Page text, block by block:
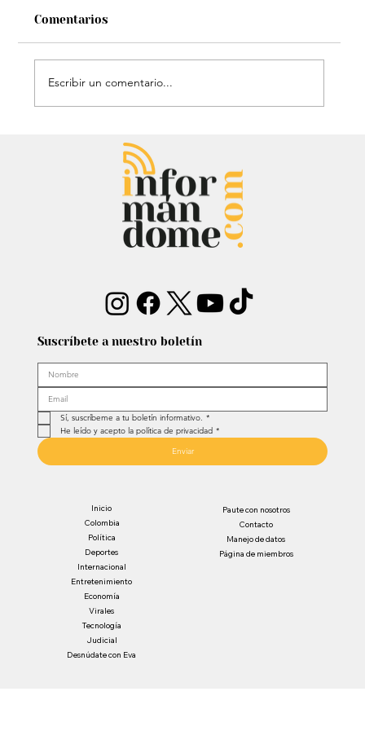
El histórico triunfo de Venezuela en
el Clásico Mundial de Béisbol: Le
dieron gloria a Dios
Comentarios
Escribir un comentario...
Suscríbete a nuestro boletín
Sí, suscríbeme a tu boletín informativo. *
He leído y acepto la política de privacidad *
Enviar
Inicio
Colombia
Política
Deportes
Internacional
Entretenimiento
Economía
Virales
Tecnología
Judicial
Desnúdate con Eva
Paute con nosotros
Contacto
Manejo de datos
Página de miembros